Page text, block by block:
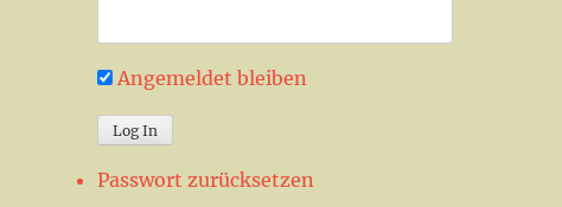
Angemeldet bleiben
Passwort zurücksetzen